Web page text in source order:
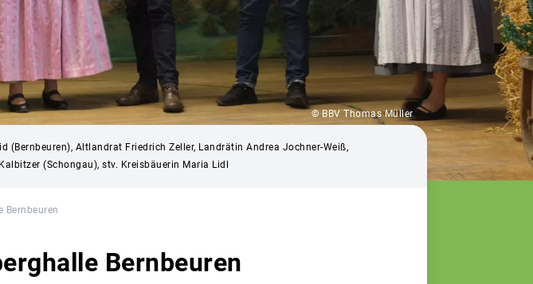
© BBV Thomas Müller
Altlandrat Friedrich Zeller, Landrätin Andrea Jochner-Weiß,
(Schongau), stv. Kreisbäuerin Maria Lidl
Bernbeuren
Bernbeuren